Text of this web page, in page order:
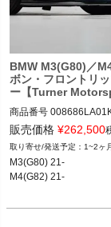
BMW M3(G80)／
ボン・フロントリ
ー【Turner
商品番号
008686LA01KT
M4(G82) 21-
販売価格 ¥262,500
1~2ヶ
M3(G80) 21-
M4(G82) 21-